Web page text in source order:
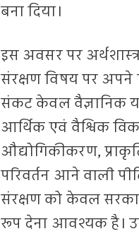
बना दिया।
इस अवसर पर
संरक्षण विषय पर अपने
संकट केवल वैज्ञानिक
आर्थिक एवं वैश्विक
औद्योगिकीकरण,
परिवर्तन आने वाली
संरक्षण को केवल
रूप देना आवश्यक है।